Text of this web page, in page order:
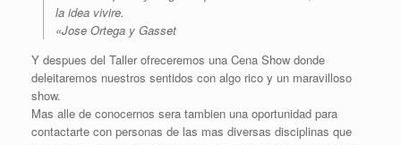
la idea vivire.
«Jose Ortega y Gasset
Y despues del Taller ofreceremos una Cena Show donde
deleitaremos nuestros sentidos con algo rico y un maravilloso
show.
Mas alle de conocernos sera tambien una oportunidad para
contactarte con personas de las mas diversas disciplinas que